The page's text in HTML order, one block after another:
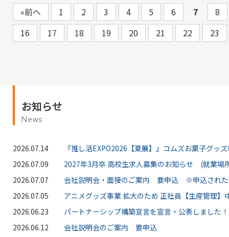
«前へ 1 2 3 4 5 6 7
8
16
17 18 19 20 21 22 23
お知らせ
News
2026.07.14
『推し活EXPO2026【夏展】』コムズお菓子グッ
2026.07.09
2027年3月卒 高校生求人募集のお知らせ (就業場
2026.07.07
会社説明会・面接のご案内 要申込 ※申込された
2026.07.05
アニメグッズ事業 拡大のため 正社員【生産管理】
2026.06.23
パートナーシップ構築宣言を宣言・公表しました！
2026.06.12
会社説明会のご案内 要申込